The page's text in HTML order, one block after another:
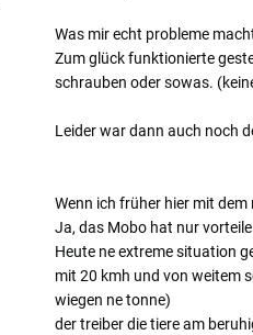
Was mir echt probleme
Zum glück funktionierte
schrauben oder sowas.
Leider war dann auch noch
Wenn ich früher hier mit
Ja, das Mobo hat nur
Heute ne extreme situation
mit 20 kmh und von weitem
wiegen ne tonne)
der treiber die tiere am